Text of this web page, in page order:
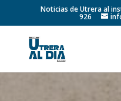
Noticias de Utrera al
926